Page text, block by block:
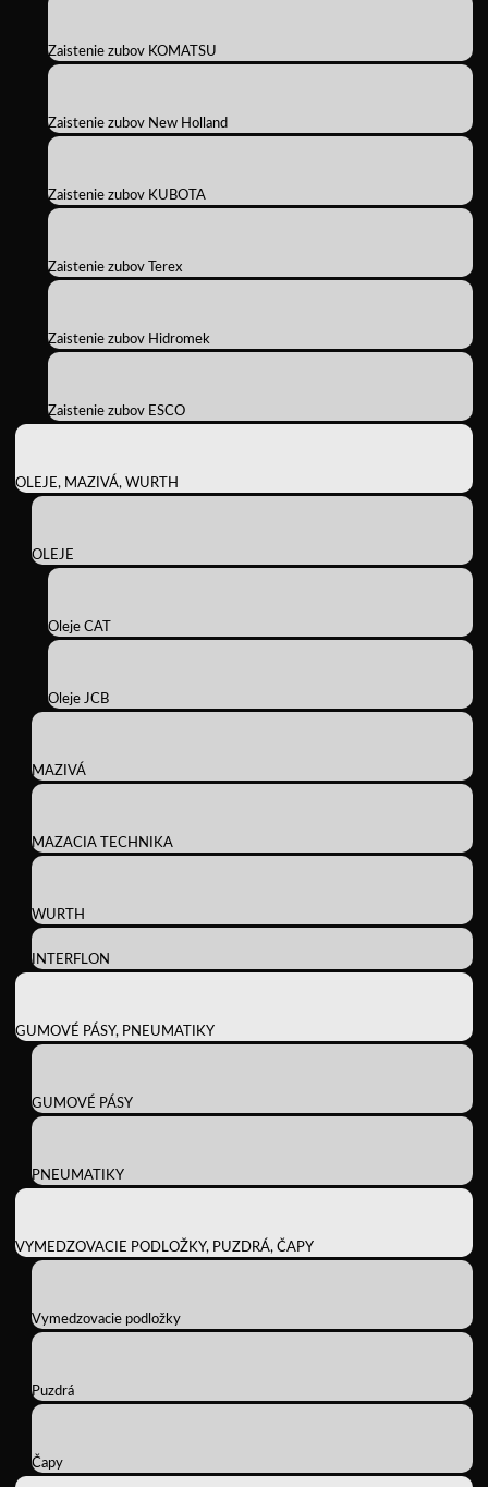
Zaistenie zubov KOMATSU
Zaistenie zubov New Holland
Zaistenie zubov KUBOTA
Zaistenie zubov Terex
Zaistenie zubov Hidromek
Zaistenie zubov ESCO
OLEJE, MAZIVÁ, WURTH
OLEJE
Oleje CAT
Oleje JCB
MAZIVÁ
MAZACIA TECHNIKA
WURTH
INTERFLON
GUMOVÉ PÁSY, PNEUMATIKY
GUMOVÉ PÁSY
PNEUMATIKY
VYMEDZOVACIE PODLOŽKY, PUZDRÁ, ČAPY
Vymedzovacie podložky
Puzdrá
Čapy